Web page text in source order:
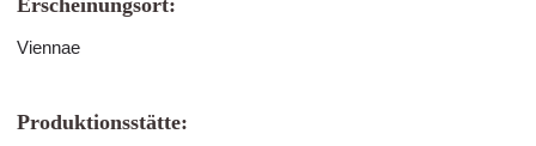
Erscheinungsort:
Viennae
Produktionsstätte: